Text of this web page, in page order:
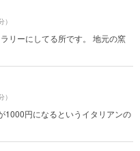
）
リーにしてる所です。 地元の窯
）
1000円になるというイタリアンの